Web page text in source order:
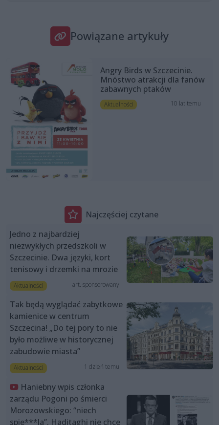
Powiązane artykuły
Angry Birds w Szczecinie.
Mnóstwo atrakcji dla fanów
zabawnych ptaków
Aktualności 10 lat temu
Najczęściej czytane
Jedno z najbardziej
niezwykłych przedszkoli w
Szczecinie. Dwa języki, kort
tenisowy i drzemki na mrozie
Aktualności art. sponsorowany
Tak będą wyglądać zabytkowe
kamienice w centrum
Szczecina! „Do tej pory to nie
było możliwe w historycznej
zabudowie miasta”
Aktualności 1 dzień temu
Haniebny wpis członka
zarządu Pogoni po śmierci
Morozowskiego: “niech
spie***la”. Haditaghi nie chce